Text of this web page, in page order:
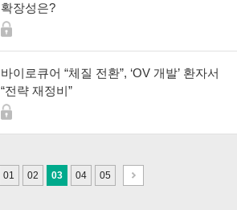
확장성은?
바이로큐어 “체질 전환”, ‘OV 개발’ 환자서
“전략 재정비”
01 02 03 04 05
다
음